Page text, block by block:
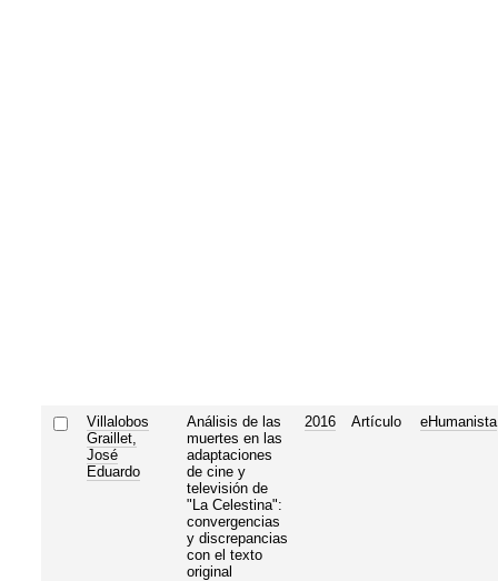
Villalobos
Graillet,
José
Eduardo
Análisis de las
muertes en las
adaptaciones
de cine y
televisión de
"La Celestina":
convergencias
y discrepancias
con el texto
original
2016 Artículo eHumanista